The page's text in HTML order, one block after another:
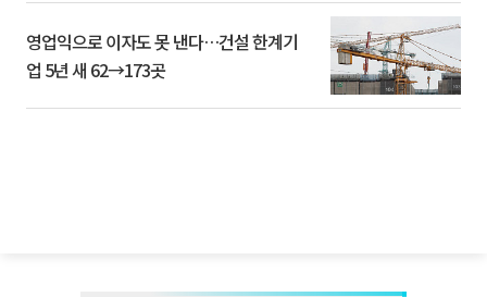
영업익으로 이자도 못 낸다…건설 한계기
업 5년 새 62→173곳